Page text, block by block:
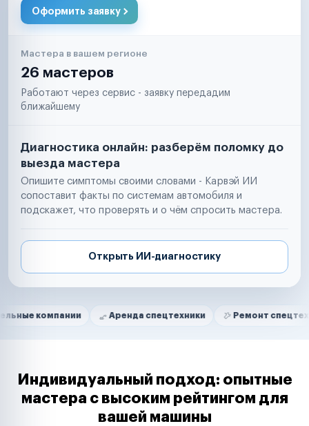
Оформить заявку
Мастера в вашем регионе
26 мастеров
Работают через сервис - заявку передадим
ближайшему
Диагностика онлайн: разберём поломку до
выезда мастера
Опишите симптомы своими словами - Карвэй ИИ
сопоставит факты по системам автомобиля и
подскажет, что проверять и о чём спросить мастера.
Открыть ИИ-диагностику
Нам доверяют
Аренда спецтехники Ремонт спецтехники
Маркетплейсы
Таксопарки
Автодилеры
Индивидуальный подход: опытные
мастера с высоким рейтингом для
вашей машины